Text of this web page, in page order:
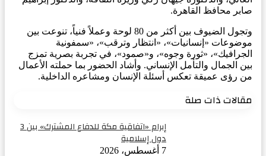
صابر محافظ القاهرة.
وتجول الضيوف بين أكثر من 80 لوحة وعملاً فنياً، تنوعت بين
موضوعات «إنسانيات»، «انتظار وترقب»، «سمفونية
الجرافيك»، «ثورة وجوه»، و«صمود»، في تجربة بصرية تمزج
بين الجمال والتأمل الإنساني. وأشاد الحضور بما حملته الأعمال
من رؤى عميقة تعكس أسئلة الإنسان ومشاعره الداخلية.
مقالات ذات صلة
إبرام «اتفاقية مكة للدفاع المشترك» بين 3
دول إسلامية
7 أغسطس، 2026